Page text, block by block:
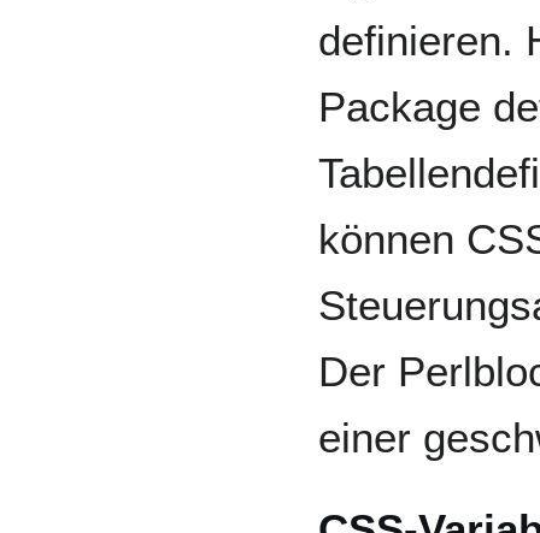
definieren.
Package
können
Der
einer